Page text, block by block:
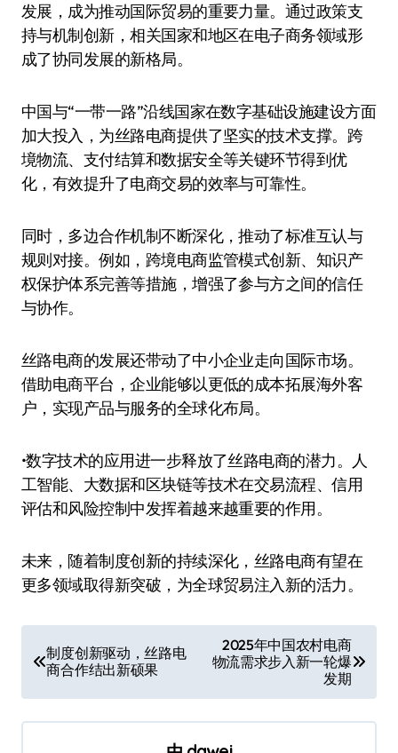
发展，成为推动国际贸易的重要力量。通过政策支
持与机制创新，相关国家和地区在电子商务领域形
成了协同发展的新格局。
中国与“一带一路”沿线国家在数字基础设施建设方面
加大投入，为丝路电商提供了坚实的技术支撑。跨
境物流、支付结算和数据安全等关键环节得到优
化，有效提升了电商交易的效率与可靠性。
同时，多边合作机制不断深化，推动了标准互认与
规则对接。例如，跨境电商监管模式创新、知识产
权保护体系完善等措施，增强了参与方之间的信任
与协作。
丝路电商的发展还带动了中小企业走向国际市场。
借助电商平台，企业能够以更低的成本拓展海外客
户，实现产品与服务的全球化布局。
•数字技术的应用进一步释放了丝路电商的潜力。人
工智能、大数据和区块链等技术在交易流程、信用
评估和风险控制中发挥着越来越重要的作用。
未来，随着制度创新的持续深化，丝路电商有望在
更多领域取得新突破，为全球贸易注入新的活力。
章
导
航
制度创新驱动，丝路电
商合作结出新硕果
2025年中国农村电商
物流需求步入新一轮爆
发期